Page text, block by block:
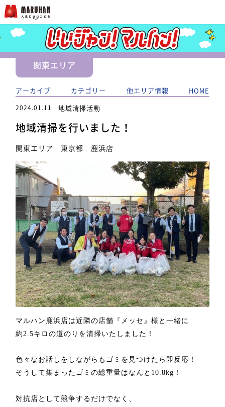
関東エリア
アーカイブ カテゴリー 他エリア情報 HOME
2024.01.11 地域清掃活動
地域清掃を行いました！
関東エリア 東京都 鹿浜店
マルハン鹿浜店は近隣の店舗『メッセ』様と一緒に
約 2.5キロの道のりを清掃いたしました！
色々なお話しをしながらもゴミを見つけたら即反応！
そうして集まったゴミの総重量はなんと 10.8kg ！
対抗店として競争するだけでなく、